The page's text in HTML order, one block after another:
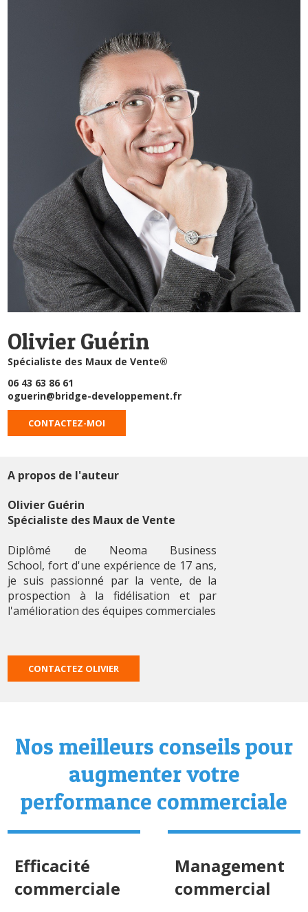
Olivier Guérin
Spécialiste des Maux de Vente®
06 43 63 86 61
oguerin@bridge-developpement.fr
CONTACTEZ-MOI
A propos de l'auteur
Olivier Guérin
Spécialiste des Maux de Vente
Diplômé de Neoma Business
School, fort d'une expérience de 17 ans,
je suis passionné par la vente, de la
prospection à la fidélisation et par
l'amélioration des équipes commerciales
CONTACTEZ OLIVIER
Nos meilleurs conseils pour
augmenter votre
performance commerciale
Efficacité
commerciale
Management
commercial